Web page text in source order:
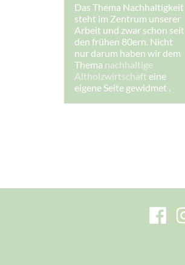
Das Thema Nachhaltigkeit
steht im Zentrum unserer
Arbeit und zwar schon seit
den frühen 80ern. Nicht
nur darum haben wir dem
Thema nachhaltige
Altholzwirtschaft eine
eigene Seite gewidmet .